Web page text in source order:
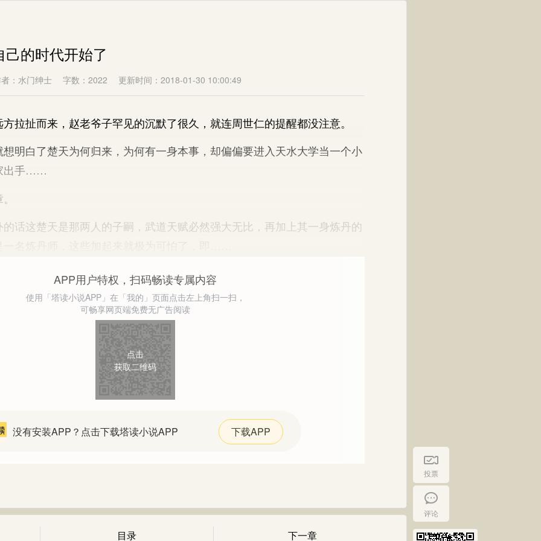
投票
评论
的时代开始了
：水门绅士 字数：2022 更新时间：2018-01-30 10:00:49
扯而来，赵老爷子罕见的沉默了很久，就连周世仁的提醒都没注意。
白了楚天为何归来，为何有一身本事，却偏偏要进入天水大学当一个小
出手……
这楚天是那两人的子嗣，武道天赋必然强大无比，再加上其一身炼丹的
APP用户特权，扫码畅读专属内容
使用「塔读小说APP」在「我的」页面点击左上角扫一扫，
可畅享网页端免费无广告阅读
点击
获取二维码
没有安装APP？点击下载塔读小说APP 下载APP
目录 下一章